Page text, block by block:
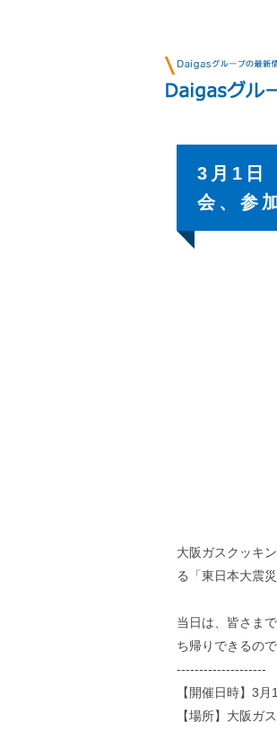
3月1日
会、参
大阪ガスクッキ
る「東日本大震
当日は、皆さま
ち帰りできるの
--------------------
【開催日時】3
【場所】大阪ガ